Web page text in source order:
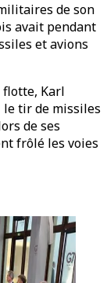
de son
avait pendant
et avions
flotte, Karl
tir de missiles
de ses
frôlé les voies